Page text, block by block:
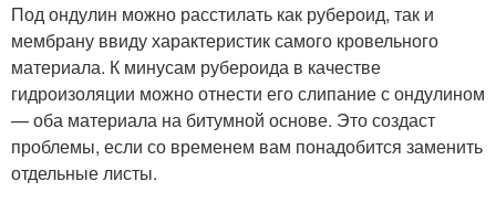
Под ондулин можно расстилать как рубероид, так и
мембрану ввиду характеристик самого кровельного
материала. К минусам рубероида в качестве
гидроизоляции можно отнести его слипание с ондулином
— оба материала на битумной основе. Это создаст
проблемы, если со временем вам понадобится заменить
отдельные листы.